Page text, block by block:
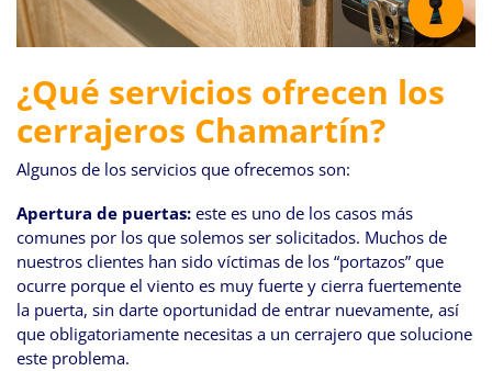
¿Qué servicios ofrecen los
cerrajeros Chamartín?
Algunos de los servicios que ofrecemos son:
Apertura de puertas: este es uno de los casos más
comunes por los que solemos ser solicitados. Muchos de
nuestros clientes han sido víctimas de los “portazos” que
ocurre porque el viento es muy fuerte y cierra fuertemente
la puerta, sin darte oportunidad de entrar nuevamente, así
que obligatoriamente necesitas a un cerrajero que solucione
este problema.